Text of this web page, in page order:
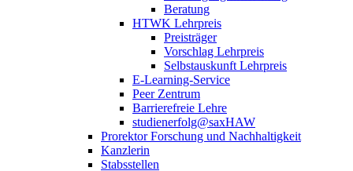
Beratung
HTWK Lehrpreis
Preisträger
Vorschlag Lehrpreis
Selbstauskunft Lehrpreis
E-Learning-Service
Peer Zentrum
Barrierefreie Lehre
studienerfolg@saxHAW
Prorektor Forschung und Nachhaltigkeit
Kanzlerin
Stabsstellen